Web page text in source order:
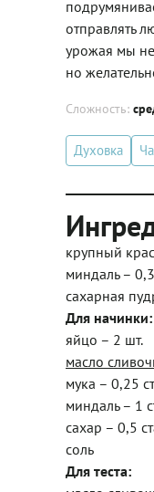
отправлять
урожая мы
но
Сложность:
Духовка
крупный
миндаль –
сахарная
Для начинки:
яйцо – 2 шт.
масло
мука – 0,25
миндаль – 1
сахар – 0,5
соль
Для теста: